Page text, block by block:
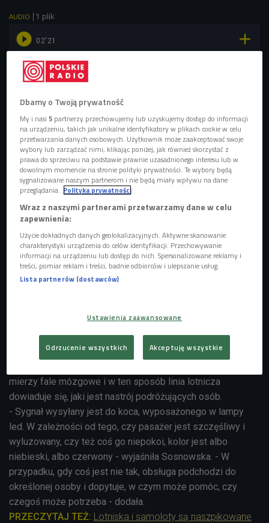
AUDIO 1 plik
 02'21 
Czy "koc szczęścia" w samolotach British Airways
rzeczywiście działa? (Czwórka/Czwarty Wymiar)
Interesujący eksperyment z "kocem szczęścia" w British Airways pozostawia
jeszcze sporo do życzenia
Foto: Glow Images
podczas lotów transatlantyckich pasażerowie wyposażani
są w specjalne koce - wprowadziła w temat słuchaczy
"Czwartego Wymiaru" Joanna Sosnowska z portalu
mierzy fale mózgowe i w ten sposób linia lotnicza
dowiaduje się, jaki jest nastrój podróżujących osób.
- Sygnał wysyłany jest do koca, wyposażonego w lampy
led. W zależności od tego, czy pasażer jest szczęśliwy i
wyluzowany, czy też coś go niepokoi, kolor jest albo
niebieski, albo czerwony - wyjaśniła Sosnowska. - W
przypadku, gdy coś jest nie tak, obsługa podchodzi do
określonej osoby i dopytuje, w czym może pomóc, czy
czegoś może potrzeba - dodała.
PRZECZYTAJ TEŻ: Lotniska i samoloty są naszpikowane
Dbamy o Twoją prywatność
My i nasi5 partnerzy przechowujemy lub uzyskujemy dostęp do informacji
na urządzeniu, takich jak unikalne identyfikatory w plikach cookie w celu
przetwarzania danych osobowych. Użytkownik może zaakceptować swoje
wybory lub zarządzać nimi, klikając poniżej, jak również skorzystać z
prawa do sprzeciwu na podstawie prawnie uzasadnionego interesu lub w
dowolnym momencie na stronie polityki prywatności. Te wybory będą
sygnalizowane naszym partnerom i nie będą miały wpływu na dane
przeglądania. Polityka prywatności
Wraz z naszymi partnerami przetwarzamy dane w celu
zapewnienia:
Użycie dokładnych danych geolokalizacyjnych. Aktywne skanowanie
charakterystyki urządzenia do celów identyfikacji. Przechowywanie
informacji na urządzeniu lub dostęp do nich. Spersonalizowane reklamy i
treści, pomiar reklam i treści, badnie odbiorców i ulepszanie usług.
Lista partnerów (dostawców)
Ustawienia zaawansowane
Odrzucenie wszystkich Akceptuję wszystkie